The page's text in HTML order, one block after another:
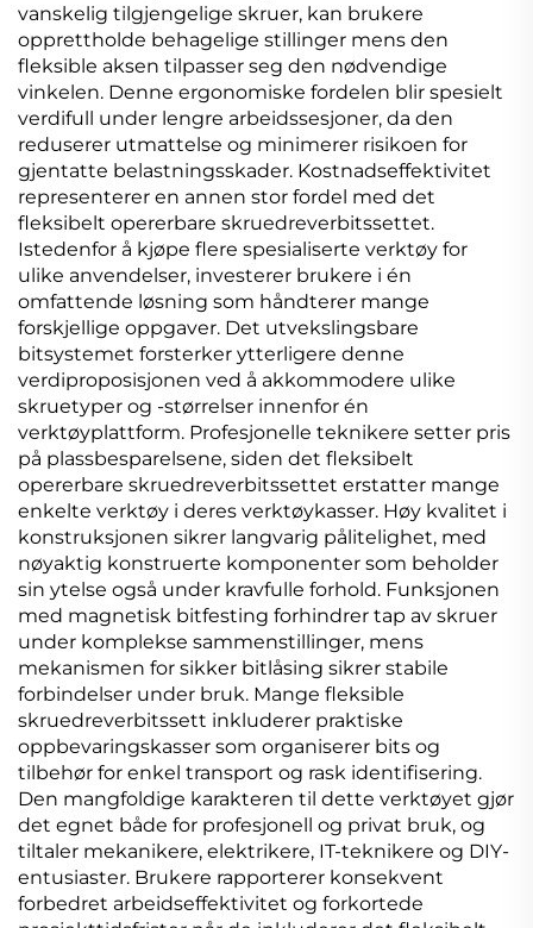
vanskelig tilgjengelige skruer, kan brukere
opprettholde behagelige stillinger mens den
fleksible aksen tilpasser seg den nødvendige
vinkelen. Denne ergonomiske fordelen blir spesielt
verdifull under lengre arbeidssesjoner, da den
reduserer utmattelse og minimerer risikoen for
gjentatte belastningsskader. Kostnadseffektivitet
representerer en annen stor fordel med det
fleksibelt opererbare skruedreverbitssettet.
Istedenfor å kjøpe flere spesialiserte verktøy for
ulike anvendelser, investerer brukere i én
omfattende løsning som håndterer mange
forskjellige oppgaver. Det utvekslingsbare
bitsystemet forsterker ytterligere denne
verdiproposisjonen ved å akkommodere ulike
skruetyper og -størrelser innenfor én
verktøyplattform. Profesjonelle teknikere setter pris
på plassbesparelsene, siden det fleksibelt
opererbare skruedreverbitssettet erstatter mange
enkelte verktøy i deres verktøykasser. Høy kvalitet i
konstruksjonen sikrer langvarig pålitelighet, med
nøyaktig konstruerte komponenter som beholder
sin ytelse også under kravfulle forhold. Funksjonen
med magnetisk bitfesting forhindrer tap av skruer
under komplekse sammenstillinger, mens
mekanismen for sikker bitlåsing sikrer stabile
forbindelser under bruk. Mange fleksible
skruedreverbitssett inkluderer praktiske
oppbevaringskasser som organiserer bits og
tilbehør for enkel transport og rask identifisering.
Den mangfoldige karakteren til dette verktøyet gjør
det egnet både for profesjonell og privat bruk, og
tiltaler mekanikere, elektrikere, IT-teknikere og DIY-
entusiaster. Brukere rapporterer konsekvent
forbedret arbeidseffektivitet og forkortede